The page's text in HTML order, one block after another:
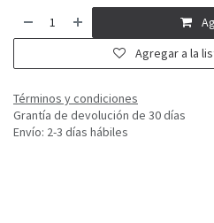
Agregar a la
Términos y condiciones
Grantía de devolución de 30 días
Envío: 2-3 días hábiles